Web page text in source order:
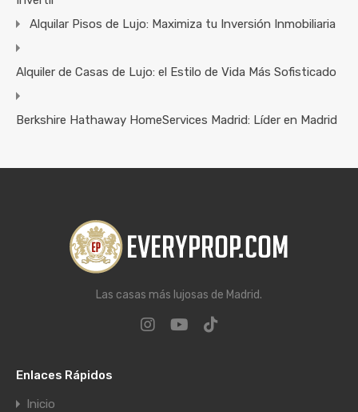
Alquilar Pisos de Lujo: Maximiza tu Inversión Inmobiliaria
Alquiler de Casas de Lujo: el Estilo de Vida Más Sofisticado
Berkshire Hathaway HomeServices Madrid: Líder en Madrid
Las casas más lujosas de Madrid.
Enlaces Rápidos
Inicio